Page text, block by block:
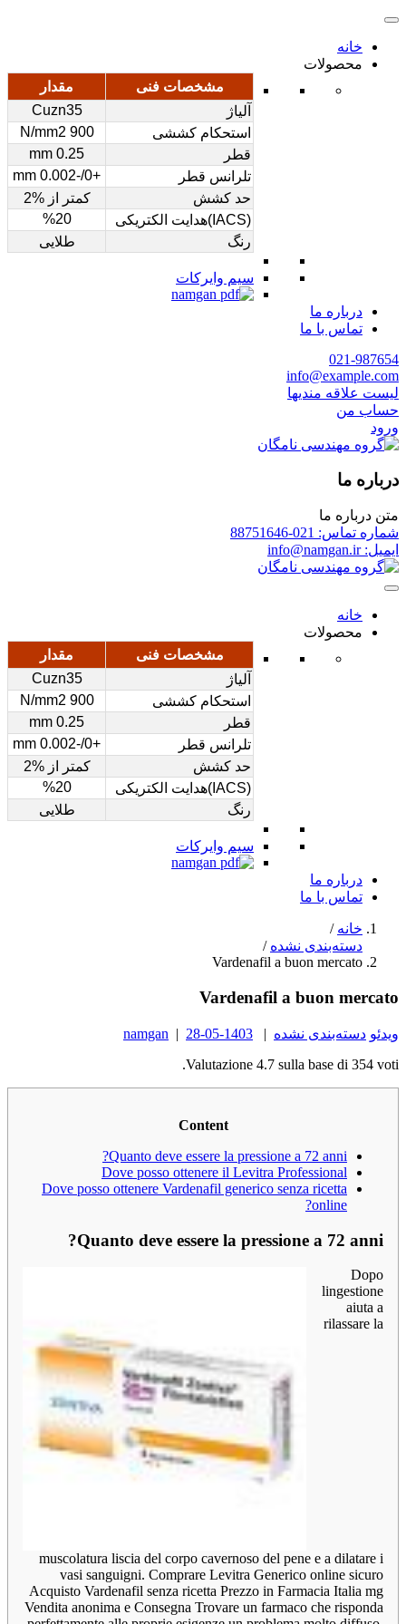
خانه
محصولات
مشخصات فنی
مقدار
آلیاژ
Cuzn35
استحکام کششی
900 N/mm2
قطر
0.25 mm
تلرانس قطر
+0/-0.002 mm
حد کشش
کمتر از %2
(IACS)هدایت الکتریکی
%20
رنگ
طلایی
سیم وایرکات
درباره ما
تماس با ما
021-987654
info@example.com
لیست علاقه مندیها
حساب من
ورود
درباره ما
متن درباره ما
شماره تماس: 021-88751646
ایمیل: info@namgan.ir
خانه
محصولات
مشخصات فنی
مقدار
آلیاژ
Cuzn35
استحکام کششی
900 N/mm2
قطر
0.25 mm
تلرانس قطر
+0/-0.002 mm
حد کشش
کمتر از %2
(IACS)هدایت الکتریکی
%20
رنگ
طلایی
سیم وایرکات
درباره ما
تماس با ما
خانه /
دسته‌بندی نشده /
Vardenafil a buon mercato
Vardenafil a buon mercato
ویدئو دسته‌بندی نشده |
1403-05-28
|
namgan
Valutazione 4.7 sulla base di 354 voti.
Content
Quanto deve essere la pressione a 72 anni?
Dove posso ottenere il Levitra Professional
Dove posso ottenere Vardenafil generico senza ricetta
online?
Quanto deve essere la pressione a 72 anni?
Dopo
lingestione
aiuta a
rilassare la
muscolatura liscia del corpo cavernoso del pene e a dilatare i
vasi sanguigni. Comprare Levitra Generico online sicuro
Acquisto Vardenafil senza ricetta Prezzo in Farmacia Italia mg
Vendita anonima e Consegna Trovare un farmaco che risponda